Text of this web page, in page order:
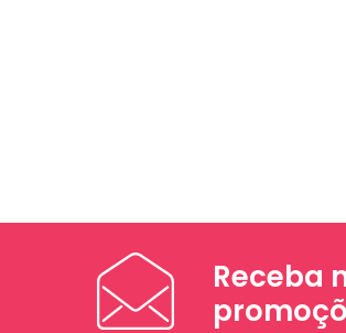
Receba